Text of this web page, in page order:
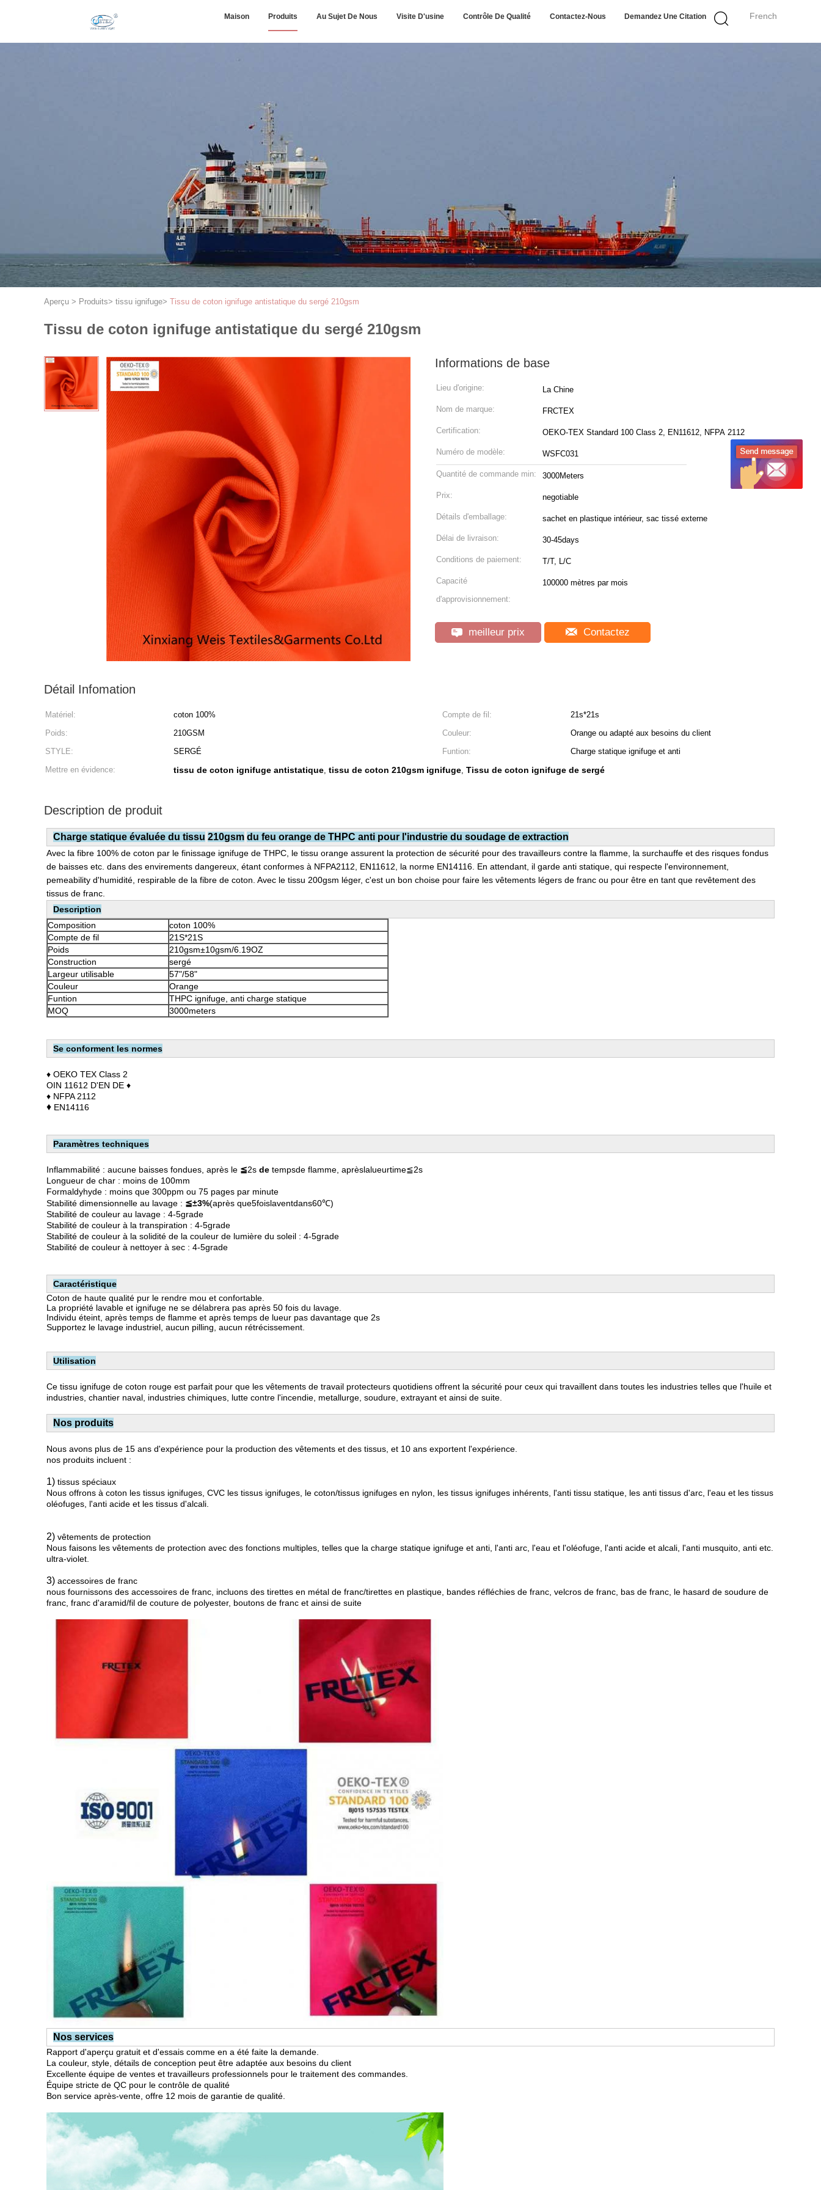
French
Maison Produits Au Sujet De Nous Visite D'usine Contrôle De Qualité Contactez-Nous Demandez Une Citation
Aperçu > Produits> tissu ignifuge> Tissu de coton ignifuge antistatique du sergé 210gsm
Tissu de coton ignifuge antistatique du sergé 210gsm
Informations de base
Lieu d'origine: La Chine
Nom de marque: FRCTEX
Certification: OEKO-TEX Standard 100 Class 2, EN11612, NFPA 2112
Numéro de modèle: WSFC031
Quantité de commande min: 3000Meters
Prix: negotiable
Détails d'emballage: sachet en plastique intérieur, sac tissé externe
Délai de livraison: 30-45days
Conditions de paiement: T/T, L/C
Capacité
d'approvisionnement:
100000 mètres par mois
meilleur prix Contactez
Détail Infomation
Matériel: coton 100% Compte de fil:
21s*21s
Poids:
210GSM Couleur:
Orange ou adapté aux besoins du client
STYLE:
SERGÉ Funtion:
Charge statique ignifuge et anti
Mettre en évidence:
tissu de coton ignifuge antistatique, tissu de coton 210gsm ignifuge, Tissu de coton ignifuge de sergé
Description de produit
Charge statique évaluée du tissu 210gsm du feu orange de THPC anti pour l'industrie du soudage de extraction
Avec la fibre 100% de coton par le finissage ignifuge de THPC, le tissu orange assurent la protection de sécurité pour des travailleurs contre la flamme, la surchauffe et des risques fondus
de baisses etc. dans des envirements dangereux, étant conformes à NFPA2112, EN11612, la norme EN14116. En attendant, il garde anti statique, qui respecte l'environnement,
pemeability d'humidité, respirable de la fibre de coton. Avec le tissu 200gsm léger, c'est un bon choise pour faire les vêtements légers de franc ou pour être en tant que revêtement des
tissus de franc.
Description
Composition
coton 100%
Compte de fil
21S*21S
Poids
210gsm±10gsm/6.19OZ
Construction
sergé
Largeur utilisable
57"/58"
Couleur
Orange
Funtion
THPC ignifuge, anti charge statique
MOQ
3000meters
Se conforment les normes
♦ OEKO TEX Class 2
OIN 11612 D'EN DE ♦
♦ NFPA 2112
♦ EN14116
Paramètres techniques
Inflammabilité : aucune baisses fondues, après le ≦2s de tempsde flamme, aprèslalueurtime≦2s
Longueur de char : moins de 100mm
Formaldyhyde : moins que 300ppm ou 75 pages par minute
Stabilité dimensionnelle au lavage : ≦±3%(après que5foislaventdans60℃)
Stabilité de couleur au lavage : 4-5grade
Stabilité de couleur à la transpiration : 4-5grade
Stabilité de couleur à la solidité de la couleur de lumière du soleil : 4-5grade
Stabilité de couleur à nettoyer à sec : 4-5grade
Caractéristique
Coton de haute qualité pur le rendre mou et confortable.
La propriété lavable et ignifuge ne se délabrera pas après 50 fois du lavage.
Individu éteint, après temps de flamme et après temps de lueur pas davantage que 2s
Supportez le lavage industriel, aucun pilling, aucun rétrécissement.
Utilisation
Ce tissu ignifuge de coton rouge est parfait pour que les vêtements de travail protecteurs quotidiens offrent la sécurité pour ceux qui travaillent dans toutes les industries telles que l'huile et
industries, chantier naval, industries chimiques, lutte contre l'incendie, metallurge, soudure, extrayant et ainsi de suite.
Nos produits
Nous avons plus de 15 ans d'expérience pour la production des vêtements et des tissus, et 10 ans exportent l'expérience.
nos produits incluent :
1) tissus spéciaux
Nous offrons à coton les tissus ignifuges, CVC les tissus ignifuges, le coton/tissus ignifuges en nylon, les tissus ignifuges inhérents, l'anti tissu statique, les anti tissus d'arc, l'eau et les tissus
oléofuges, l'anti acide et les tissus d'alcali.
2) vêtements de protection
Nous faisons les vêtements de protection avec des fonctions multiples, telles que la charge statique ignifuge et anti, l'anti arc, l'eau et l'oléofuge, l'anti acide et alcali, l'anti musquito, anti etc.
ultra-violet.
3) accessoires de franc
nous fournissons des accessoires de franc, incluons des tirettes en métal de franc/tirettes en plastique, bandes réfléchies de franc, velcros de franc, bas de franc, le hasard de soudure de
franc, franc d'aramid/fil de couture de polyester, boutons de franc et ainsi de suite
Nos services
Rapport d'aperçu gratuit et d'essais comme en a été faite la demande.
La couleur, style, détails de conception peut être adaptée aux besoins du client
Excellente équipe de ventes et travailleurs professionnels pour le traitement des commandes.
Équipe stricte de QC pour le contrôle de qualité
Bon service après-vente, offre 12 mois de garantie de qualité.